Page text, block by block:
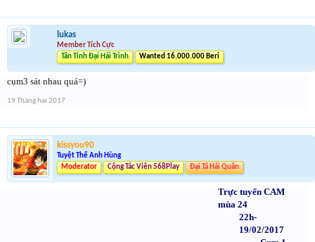
lukas
Member Tích Cực
Tân Tinh Đại Hải Trình
Wanted 16.000.000 Beri
cụm3 sát nhau quá=)
19 Tháng hai 2017
kissyou90
Tuyệt Thế Anh Hùng
Moderator
Cộng Tác Viên 568Play Đại Tá Hải Quân
Trực tuyến CAM
mùa 24
22h-
19/02/2017